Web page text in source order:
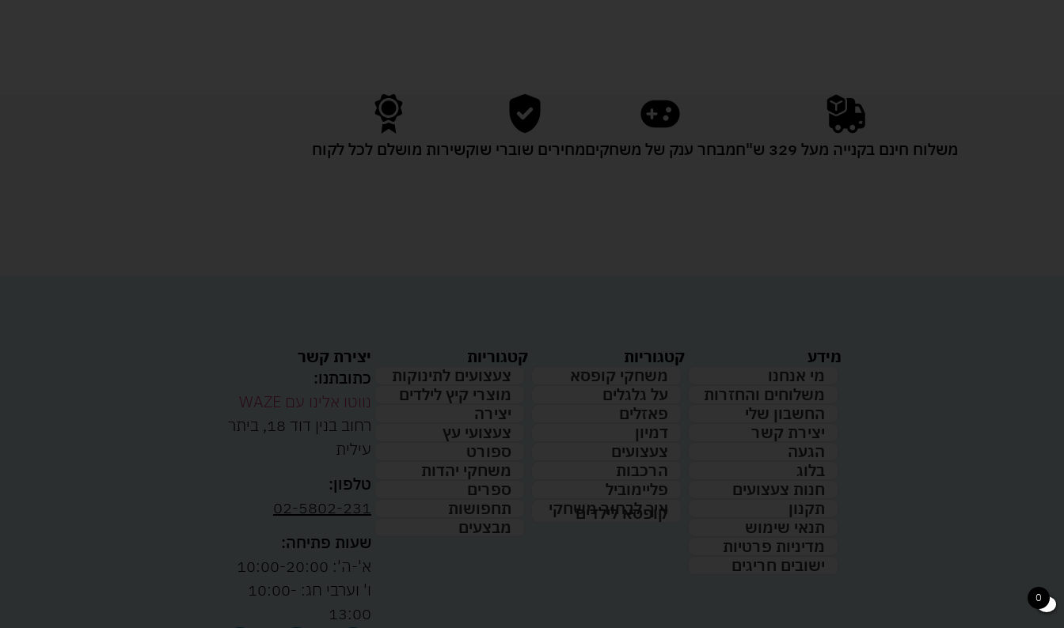
משלוח חינם בקנייה מעל 329 ש"ח מבחר ענק של משחקיםמחירים שוברי שוקשירות מושלם לכל לקוח
מידע
מי אנחנו
משלוחים והחזרות
החשבון שלי
יצירת קשר
הגעה
בלוג
חנות צעצועים
תקנון
תנאי שימוש
מדיניות פרטיות
ישובים חריגים
קטגוריות
משחקי קופסא
על גלגלים
פאזלים
דמיון
צעצועים
הרכבות
פליימוביל
איך לבחור משחקי
קופסא לילדים
קטגוריות
צעצועים לתינוקות
מוצרי קיץ לילדים
יצירה
צעצועי עץ
ספורט
משחקי יהדות
ספרים
תחפושות
מבצעים
יצירת קשר
כתובתנו:
נווטו אלינו עם WAZE
רחוב בנין דוד 18, ביתר
עילית
טלפון:
02-5802-231
שעות פתיחה:
א'-ה': 10:00-20:00
ו' וערבי חג: 10:00-
13:00
0